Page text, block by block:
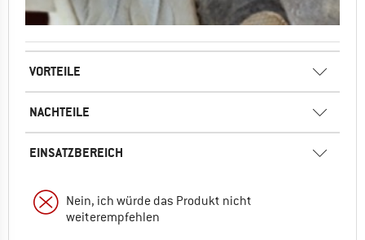
VORTEILE
NACHTEILE
EINSATZBEREICH
Nein, ich würde das Produkt nicht
weiterempfehlen